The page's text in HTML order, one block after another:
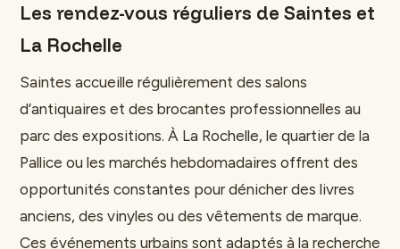
Les rendez-vous réguliers de Saintes et
La Rochelle
Saintes accueille régulièrement des salons
d’antiquaires et des brocantes professionnelles au
parc des expositions. À La Rochelle, le quartier de la
Pallice ou les marchés hebdomadaires offrent des
opportunités constantes pour dénicher des livres
anciens, des vinyles ou des vêtements de marque.
Ces événements urbains sont adaptés à la recherche